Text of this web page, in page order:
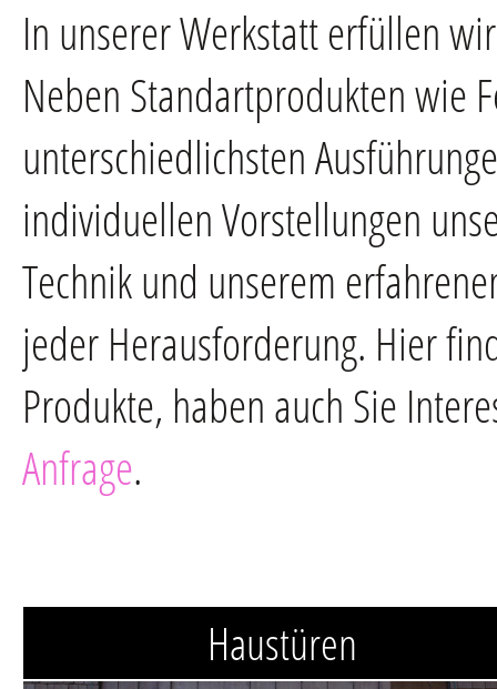
In unserer Werkstatt erfüllen
Neben Standartprodukten wie
unterschiedlichsten
individuellen Vorstellungen
Technik und unserem
jeder Herausforderung. Hier
Produkte, haben auch Sie
Anfrage.
Haustüren